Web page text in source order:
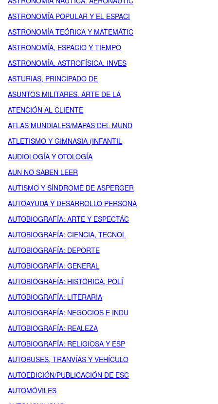
ASTRONOMÍA POPULAR Y EL ESPACI
ASTRONOMÍA TEÓRICA Y MATEMÁTIC
ASTRONOMÍA, ESPACIO Y TIEMPO
ASTRONOMÍA. ASTROFÍSICA. INVES
ASTURIAS, PRINCIPADO DE
ASUNTOS MILITARES. ARTE DE LA
ATENCIÓN AL CLIENTE
ATLAS MUNDIALES/MAPAS DEL MUND
ATLETISMO Y GIMNASIA (INFANTIL
AUDIOLOGÍA Y OTOLOGÍA
AUN NO SABEN LEER
AUTISMO Y SÍNDROME DE ASPERGER
AUTOAYUDA Y DESARROLLO PERSONA
AUTOBIOGRAFÍA: ARTE Y ESPECTÁC
AUTOBIOGRAFÍA: CIENCIA, TECNOL
AUTOBIOGRAFÍA: DEPORTE
AUTOBIOGRAFÍA: GENERAL
AUTOBIOGRAFÍA: HISTÓRICA, POLÍ
AUTOBIOGRAFÍA: LITERARIA
AUTOBIOGRAFÍA: NEGOCIOS E INDU
AUTOBIOGRAFÍA: REALEZA
AUTOBIOGRAFÍA: RELIGIOSA Y ESP
AUTOBUSES, TRANVÍAS Y VEHÍCULO
AUTOEDICIÓN/PUBLICACIÓN DE ESC
AUTOMÓVILES